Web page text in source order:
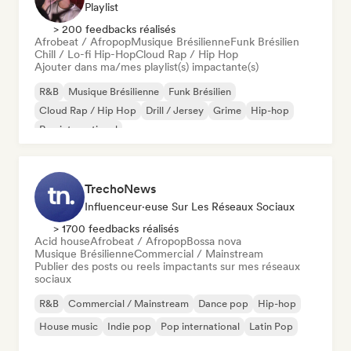
Playlist
> 200 feedbacks réalisés
Afrobeat / AfropopMusique BrésilienneFunk Brésilien
Chill / Lo-fi Hip-HopCloud Rap / Hip Hop
Ajouter dans ma/mes playlist(s) impactante(s)
R&B Musique Brésilienne
Funk Brésilien
Cloud Rap / Hip Hop
Drill / Jersey Grime
Hip-hop
Rap international
TrechoNews
Influenceur·euse Sur Les Réseaux Sociaux
> 1700 feedbacks réalisés
Acid houseAfrobeat / AfropopBossa nova
Musique BrésilienneCommercial / Mainstream
Publier des posts ou reels impactants sur mes réseaux
sociaux
R&B Commercial / Mainstream Dance pop
Hip-hop
House music
Indie pop Pop international Latin Pop